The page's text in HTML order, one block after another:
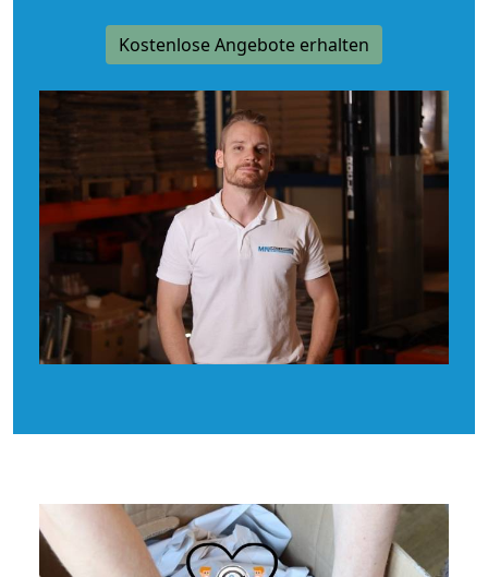
Kostenlose Angebote erhalten